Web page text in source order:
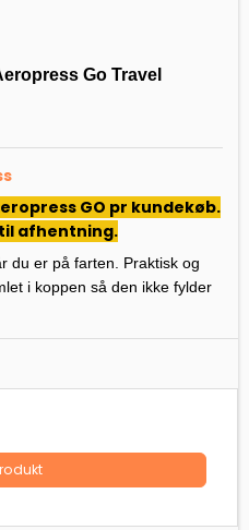
Go Travel
GO pr kundekøb.
afhentning.
du er på farten. Praktisk og
i koppen så den ikke fylder